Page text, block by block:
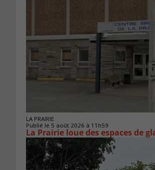
LA PRAIRIE
Publié le 5 août 2026 à 11h59
La Prairie loue des espaces de